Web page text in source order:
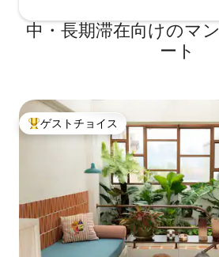
グサービスであるAnantaraによって
されています。客室には生活用品が
で用意されています 4. 多様な宿泊施
設タイプを簡単にお探しすることが
ます。既存の宿泊施設一覧でご希望の
泊施設が見つからない場合は、お気
お問い合わせください。
中・長期滞在向けのマ
ート
大好評のゲストチョイスです。
ゲストチョイス